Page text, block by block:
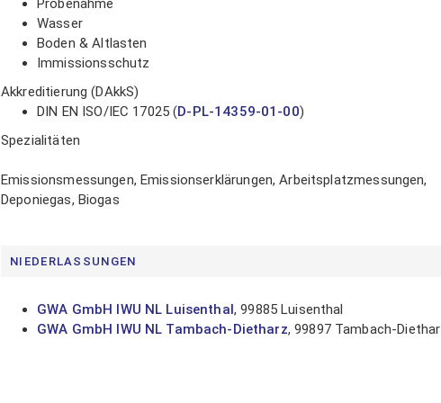
Probenahme
Wasser
Boden & Altlasten
Immissionsschutz
Akkreditierung (DAkkS)
DIN EN ISO/IEC 17025 (D-PL-14359-01-00)
Spezialitäten
Emissionsmessungen, Emissionserklärungen, Arbeitsplatzmessungen,
Deponiegas, Biogas
NIEDERLASSUNGEN
GWA GmbH IWU NL Luisenthal, 99885 Luisenthal
GWA GmbH IWU NL Tambach-Dietharz, 99897 Tambach-